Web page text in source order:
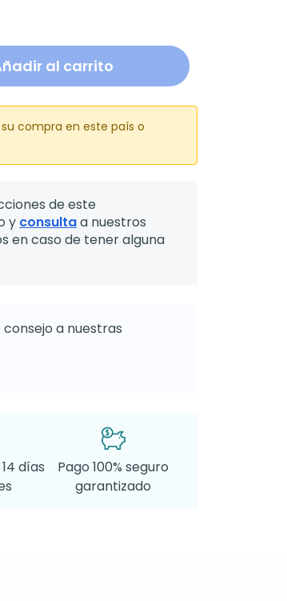
al carrito
compra en este país o
de este
y consultaa nuestros
en caso de tener alguna
consejo a nuestras
días
Pago 100% seguro
garantizado